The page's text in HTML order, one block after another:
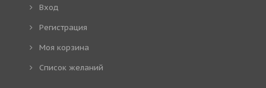
Вход
Регистрация
Моя корзина
Cписок желаний